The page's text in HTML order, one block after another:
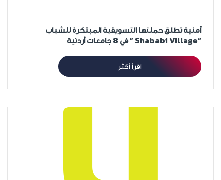
أمنية تطلق حملتها التسويقية المبتكرة للشباب
“Shababi Village ” في 8 جامعات أردنية
اقرأ أكثر